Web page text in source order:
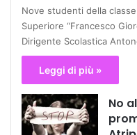
Nove studenti della
Superiore “Francesco
Dirigente Scolastica
Leggi di più »
No